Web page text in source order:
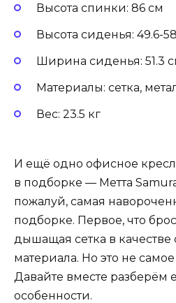
Высота спинки: 86 см
Высота сиденья: 49.6-
Ширина сиденья: 51.3
Материалы: сетка,
Вес: 23.5 кг
И ещё одно офисное
в подборке — Метта
пожалуй, самая
подборке. Первое, что
дышащая сетка в качестве
материала. Но это не
Давайте вместе разберём
особенности.